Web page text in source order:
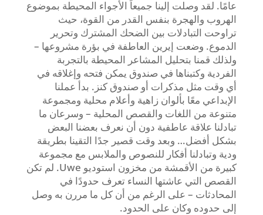
عامًا. لقد وصلت إلينا جميعاً الأجواء المحيطة بموضوع
الهروب والهجرة بنفس القدر من القوة، حيث
تراوحت التبادلات بين الضحك المشترك وتحرير
الدموع. وضعت إيرين العاطفة في بؤرة مشروعها –
ولذلك قمنا بتحليل المشاعر المحيطة بالتجربة
الفردية وكتبناها في صندوق يمكن فتحه وإغلاقه في
أي وقت مثل مذكرات أو صندوق كنز. بدأ عملنا
الإبداعي معًا بألوان زاهية وأعلام محلية ومجموعة
متنوعة من اللغات والقصص المحلية – وسرعان ما
تبادلنا علاقة عاطفية دون أن نعرف بعضنا البعض
بشكل أفضل… وبعد وقت قصير جدًا التقينا بطريقة
ودية وتبادلنا أفكار للنصوص والملابس مع مجموعة
كبيرة من الأقمشة من مخزون استوديو Uwe. لم تكن
القصص التي عاشتها النساء تعرف حدودًا في
المحادثات – على الرغم من أن كل ما مررن به وصل
إلى حدوده وكان على الحدود.